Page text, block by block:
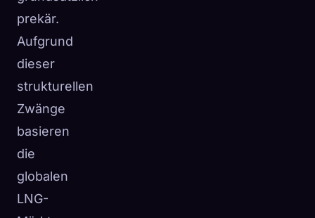
prekär.
Aufgrund
dieser
strukturellen
Zwänge
basieren
die
globalen
LNG-